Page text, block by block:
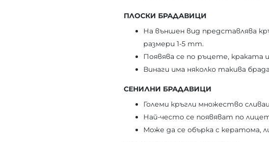
ПЛОСКИ БРАДАВИЦИ
На външен вид представлява
размери 1-5 mm.
Появява се по ръцете, краката
Винаги има няколко такива
СЕНИЛНИ БРАДАВИЦИ
Големи кръгли множество
Най-често се появяват по
Може да се обърка с кератома,